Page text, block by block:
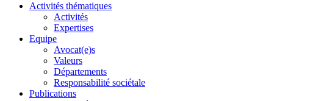
Activités thématiques
Activités
Expertises
Equipe
Avocat(e)s
Valeurs
Départements
Responsabilité sociétale
Publications